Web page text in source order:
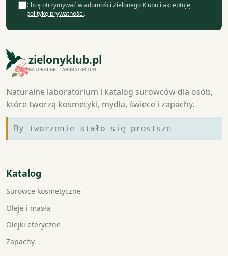
Chcę otrzymywać wiadomości Zielonego Klubu i akceptuję
politykę prywatności.
zielonyklub.pl
NATURALNE LABORATORIUM
Naturalne laboratorium i katalog surowców dla osób,
które tworzą kosmetyki, mydła, świece i zapachy.
By tworzenie stało się prostsze
Katalog
Surowce kosmetyczne
Oleje i masła
Olejki eteryczne
Zapachy